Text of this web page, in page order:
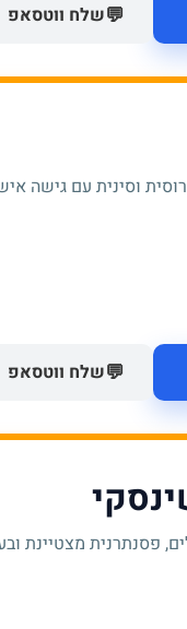
💬שלח ווטסאפ
וסינית עם גישה
💬שלח ווטסאפ
פסנתרנית מצטיינת